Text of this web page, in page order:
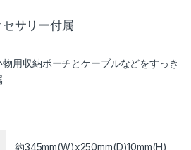
サリー付属
用収納ポーチとケーブルなどをすっき
約345mm(W)x250mm(D)10mm(H)